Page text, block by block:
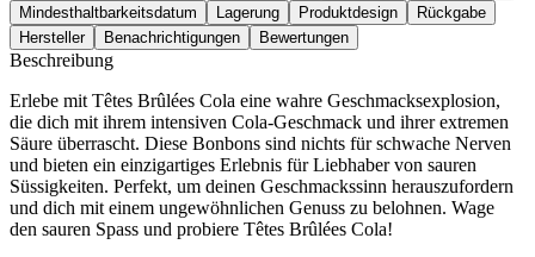
Mindesthaltbarkeitsdatum
Lagerung Produktdesign
Rückgabe
Hersteller
Benachrichtigungen Bewertungen
Beschreibung
Erlebe mit Têtes Brûlées Cola eine wahre Geschmacksexplosion,
die dich mit ihrem intensiven Cola-Geschmack und ihrer extremen
Säure überrascht. Diese Bonbons sind nichts für schwache Nerven
und bieten ein einzigartiges Erlebnis für Liebhaber von sauren
Süssigkeiten. Perfekt, um deinen Geschmackssinn herauszufordern
und dich mit einem ungewöhnlichen Genuss zu belohnen. Wage
den sauren Spass und probiere Têtes Brûlées Cola!